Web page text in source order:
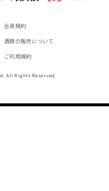
会員規約
酒類の販売について
ご利用規約
All Rights Reserved.